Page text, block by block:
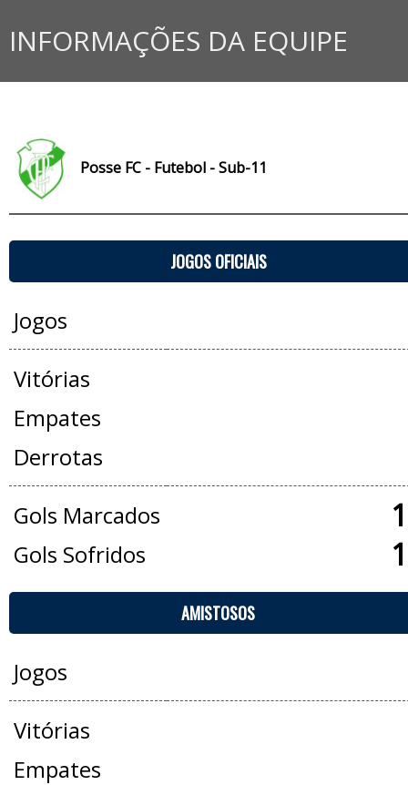
INFORMAÇÕES DA EQUIPE
Posse FC - Futebol - Sub-11
JOGOS OFICIAIS
Jogos
Vitórias
Empates
Derrotas
Gols Marcados
Gols Sofridos
AMISTOSOS
Jogos
Vitórias
Empates